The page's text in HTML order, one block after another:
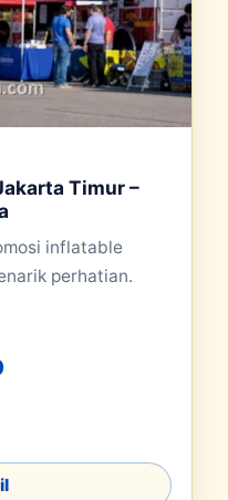
Timur –
inflatable
perhatian.
adalah:
Harga saat ini